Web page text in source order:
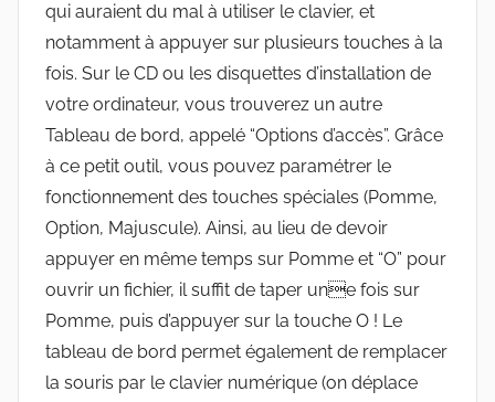
qui auraient du mal à utiliser le clavier, et
notamment à appuyer sur plusieurs touches à la
fois. Sur le CD ou les disquettes d’installation de
votre ordinateur, vous trouverez un autre
Tableau de bord, appelé “Options d’accès”. Grâce
à ce petit outil, vous pouvez paramétrer le
fonctionnement des touches spéciales (Pomme,
Option, Majuscule). Ainsi, au lieu de devoir
appuyer en même temps sur Pomme et “O” pour
ouvrir un fichier, il suffit de taper une fois sur
Pomme, puis d’appuyer sur la touche O ! Le
tableau de bord permet également de remplacer
la souris par le clavier numérique (on déplace